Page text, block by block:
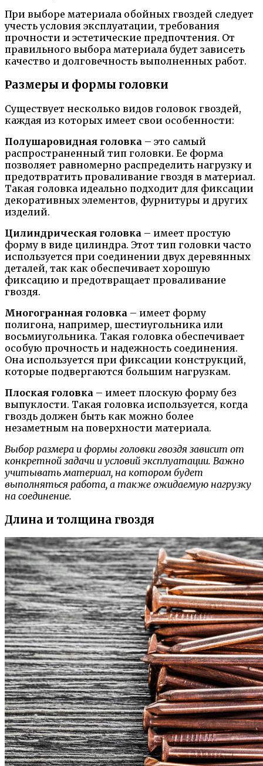
При выборе материала обойных гвоздей следует
учесть условия эксплуатации, требования
прочности и эстетические предпочтения. От
правильного выбора материала будет зависеть
качество и долговечность выполненных работ.
Размеры и формы головки
Существует несколько видов головок гвоздей,
каждая из которых имеет свои особенности:
Полушаровидная головка – это самый
распространенный тип головки. Ее форма
позволяет равномерно распределить нагрузку и
предотвратить проваливание гвоздя в материал.
Такая головка идеально подходит для фиксации
декоративных элементов, фурнитуры и других
изделий.
Цилиндрическая головка – имеет простую
форму в виде цилиндра. Этот тип головки часто
используется при соединении двух деревянных
деталей, так как обеспечивает хорошую
фиксацию и предотвращает проваливание
гвоздя.
Многогранная головка – имеет форму
полигона, например, шестиугольника или
восьмиугольника. Такая головка обеспечивает
особую прочность и надежность соединения.
Она используется при фиксации конструкций,
которые подвергаются большим нагрузкам.
Плоская головка – имеет плоскую форму без
выпуклости. Такая головка используется, когда
гвоздь должен быть как можно более
незаметным на поверхности материала.
Выбор размера и формы головки гвоздя зависит от
конкретной задачи и условий эксплуатации. Важно
учитывать материал, на котором будет
выполняться работа, а также ожидаемую нагрузку
на соединение.
Длина и толщина гвоздя